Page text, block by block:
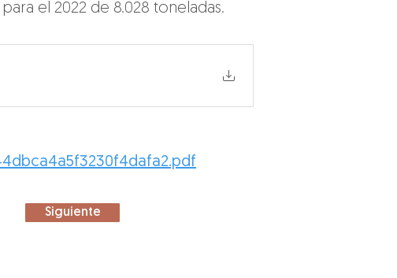
el 2022 de 8.028 toneladas.
Siguiente